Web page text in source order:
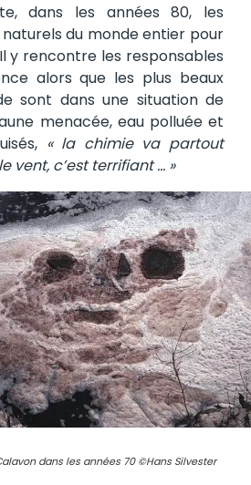
dans les années 80, les
du monde entier pour
y rencontre les responsables
alors que les plus beaux
sont dans une situation de
menacée, eau polluée et
« la chimie va partout
vent, c’est terrifiant … »
dans les années 70 ©Hans Silvester